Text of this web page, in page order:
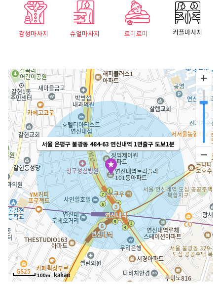
감성마사지 슈얼마사지 로미로미 커플마사지
서울 은평구 불광동 484-63 연신내역 1번출구 도보1분
100m